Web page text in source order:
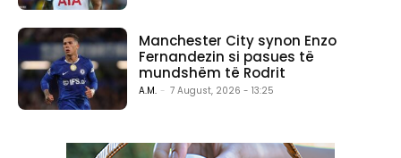
Manchester City synon Enzo
Fernandezin si pasues të
mundshëm të Rodrit
A.M. - 7 August, 2026 - 13:25